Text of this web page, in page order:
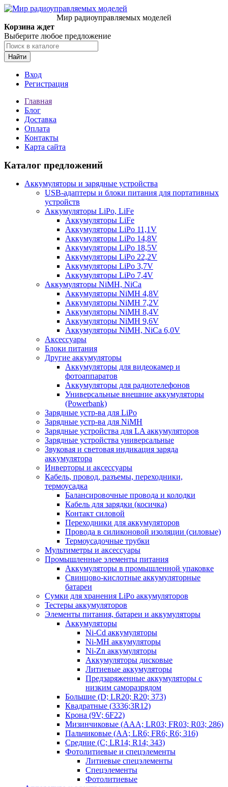
Мир радиоуправляемых моделей
Корзина ждет
Выберите любое предложение
Найти
Вход
Регистрация
Главная
Блог
Доставка
Оплата
Контакты
Карта сайта
Каталог предложений
Аккумуляторы и зарядные устройства
USB-адаптеры и блоки питания для портативных
устройств
Аккумуляторы LiPo, LiFe
Аккумуляторы LiFe
Аккумуляторы LiPo 11,1V
Аккумуляторы LiPo 14,8V
Аккумуляторы LiPo 18,5V
Аккумуляторы LiPo 22,2V
Аккумуляторы LiPo 3,7V
Аккумуляторы LiPo 7,4V
Аккумуляторы NiMH, NiCa
Аккумуляторы NiMH 4,8V
Аккумуляторы NiMH 7,2V
Аккумуляторы NiMH 8,4V
Аккумуляторы NiMH 9,6V
Аккумуляторы NiMH, NiCa 6,0V
Аксессуары
Блоки питания
Другие аккумуляторы
Аккумуляторы для видеокамер и
фотоаппаратов
Аккумуляторы для радиотелефонов
Универсальные внешние аккумуляторы
(Powerbank)
Зарядные устр-ва для LiPo
Зарядные устр-ва для NiMH
Зарядные устройства для LA аккумуляторов
Зарядные устройства универсальные
Звуковая и световая индикация заряда
аккумулятора
Инверторы и аксессуары
Кабель, провод, разъемы, переходники,
термоусадка
Балансировочные провода и колодки
Кабель для зарядки (косичка)
Контакт силовой
Переходники для аккумуляторов
Провода в силиконовой изоляции (силовые)
Термоусадочные трубки
Мультиметры и аксессуары
Промышленные элементы питания
Аккумуляторы в промышленной упаковке
Свинцово-кислотные аккумуляторные
батареи
Сумки для хранения LiPo аккумуляторов
Тестеры аккумуляторов
Элементы питания, батареи и аккумуляторы
Аккумуляторы
Ni-Cd аккумуляторы
Ni-MH аккумуляторы
Ni-Zn аккумуляторы
Аккумуляторы дисковые
Литиевые аккумуляторы
Предзаряженные аккумуляторы с
низким саморазрядом
Большие (D; LR20; R20; 373)
Квадратные (3336;3R12)
Крона (9V; 6F22)
Мизинчиковые (AAA; LR03; FR03; R03; 286)
Пальчиковые (AA; LR6; FR6; R6; 316)
Средние (C; LR14; R14; 343)
Фотолитиевые и спецэлементы
Литиевые спецэлементы
Спецэлементы
Фотолитиевые